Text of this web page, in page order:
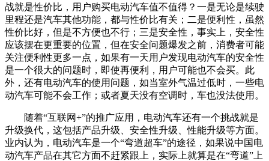
战就是性价比，用户购买电动汽车值不值得？一是无论是续驶
里程还是汽车其他功能，都与性价比有关；二是便利性，虽然
性价比好，但是不方便也不行；三是安全性，事实上，安全性
应该摆在更重要的位置，但在安全问题爆发之前，消费者可能
关注便利性更多一点，如果有一天用户发现电动汽车的安全性
是一个很大的问题时，即使再便利，用户可能也不会买。此
外，还有电动汽车的使用问题，如当室外气温过低时，一些电
动汽车可能不会工作；或者夏天没有空调时，车也没法使用。
随着“互联网+”的推广应用，电动汽车还有一个挑战就是
升级换代，这包括产品升级、安全性升级、性能升级等方面。
业内认为，电动汽车是一个“弯道超车”的途径，如果说中国电
动汽车产品在其它方面不赶紧跟上，实际上就算是在“弯道”上